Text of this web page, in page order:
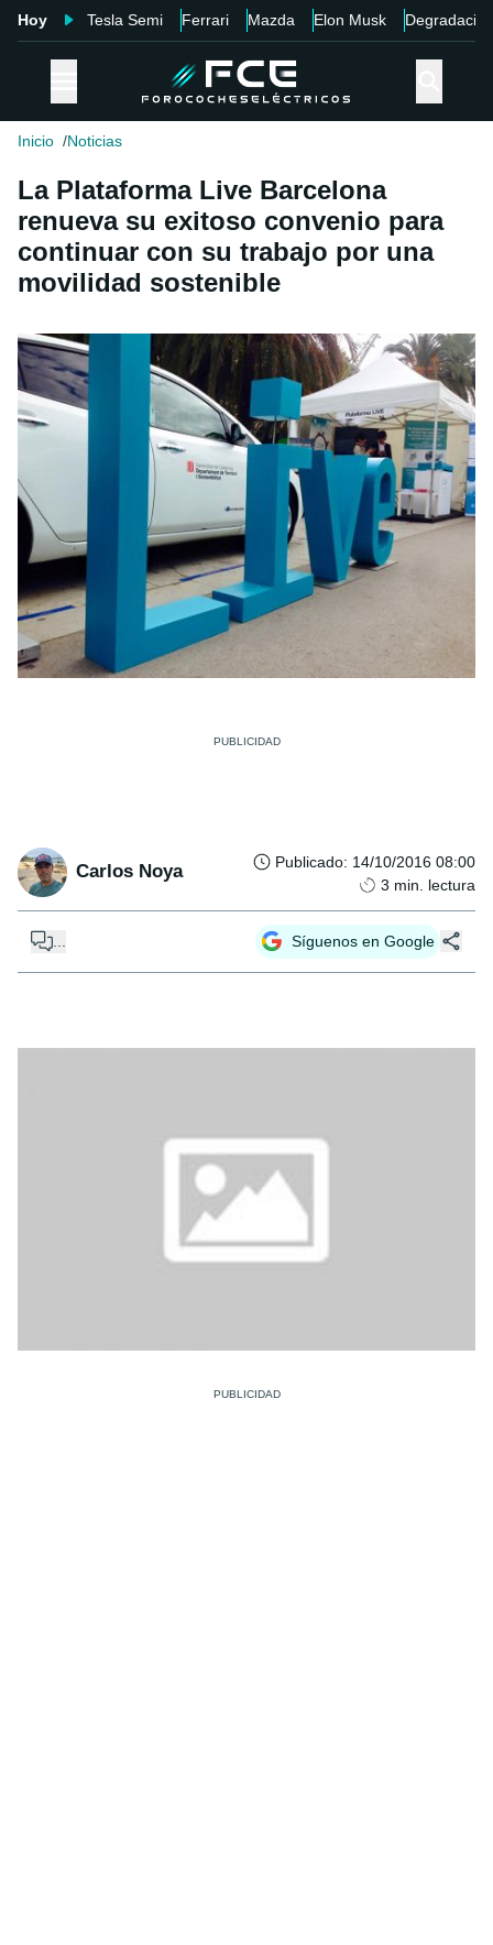
Hoy Tesla Semi Ferrari Mazda Elon Musk Degradación
Inicio Noticias
La Plataforma Live Barcelona
renueva su exitoso convenio para
continuar con su trabajo por una
movilidad sostenible
Carlos Noya Publicado: 14/10/2016 08:00
3 min. lectura
Síguenos en Google